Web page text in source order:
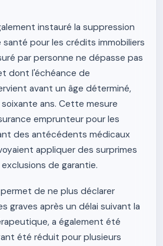
instauré la suppression
pour les crédits immobiliers
par personne ne dépasse pas
dont l'échéance de
avant un âge déterminé,
ans. Cette mesure
emprunteur pour les
des antécédents médicaux
appliquer des surprimes
de garantie.
de ne plus déclarer
graves après un délai suivant la
a également été
été réduit pour plusieurs